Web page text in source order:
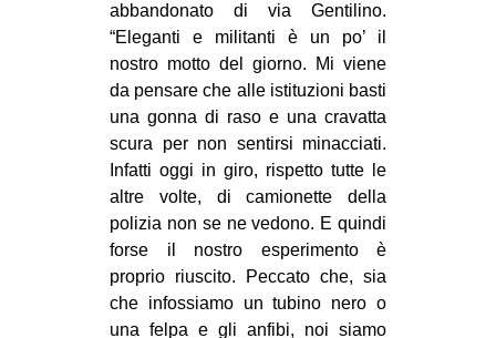
abbandonato di via Gentilino.
“Eleganti e militanti è un po’ il
nostro motto del giorno. Mi viene
da pensare che alle istituzioni basti
una gonna di raso e una cravatta
scura per non sentirsi minacciati.
Infatti oggi in giro, rispetto tutte le
altre volte, di camionette della
polizia non se ne vedono. E quindi
forse il nostro esperimento è
proprio riuscito. Peccato che, sia
che infossiamo un tubino nero o
una felpa e gli anfibi, noi siamo